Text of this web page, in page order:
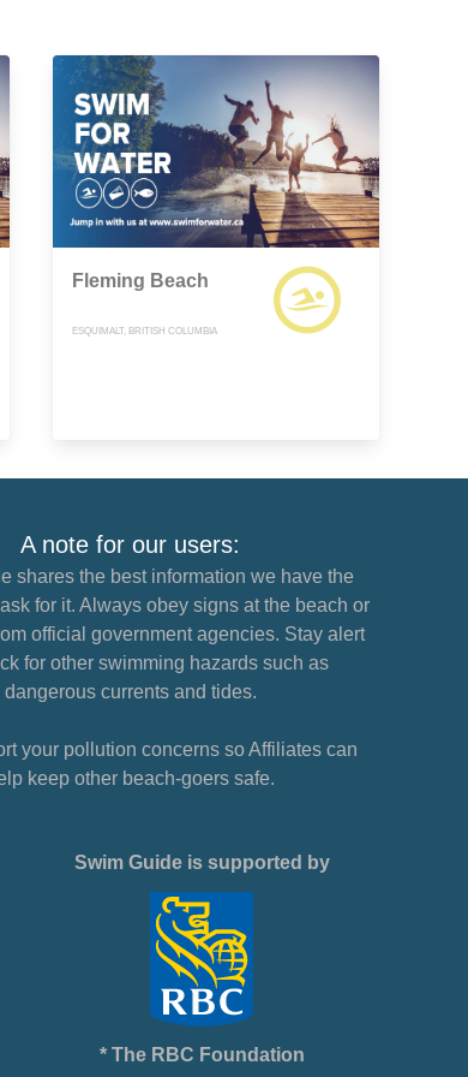
Fleming Beach
ESQUIMALT, BRITISH COLUMBIA
A note for our users:
shares the best information we have the
for it. Always obey signs at the beach or
official government agencies. Stay alert
for other swimming hazards such as
dangerous currents and tides.
your pollution concerns so Affiliates can
keep other beach-goers safe.
Swim Guide is supported by
* The RBC Foundation